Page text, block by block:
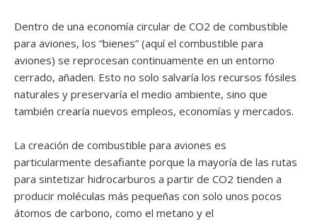
Dentro de una economía circular de CO2 de combustible
para aviones, los “bienes” (aquí el combustible para
aviones) se reprocesan continuamente en un entorno
cerrado, añaden. Esto no solo salvaría los recursos fósiles
naturales y preservaría el medio ambiente, sino que
también crearía nuevos empleos, economías y mercados.
La creación de combustible para aviones es
particularmente desafiante porque la mayoría de las rutas
para sintetizar hidrocarburos a partir de CO2 tienden a
producir moléculas más pequeñas con solo unos pocos
átomos de carbono, como el metano y el